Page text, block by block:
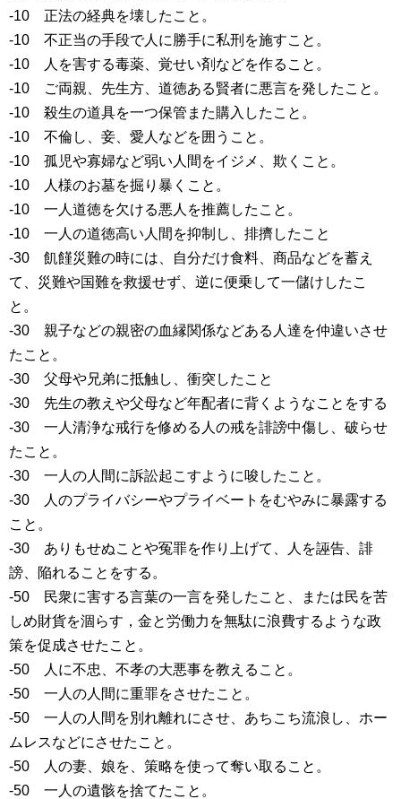
-10 正法の経典を壊したこと。
-10 不正当の手段で人に勝手に私刑を施すこと。
-10 人を害する毒薬、覚せい剤などを作ること。
-10 ご両親、先生方、道徳ある賢者に悪言を発したこと。
-10 殺生の道具を一つ保管また購入したこと。
-10 不倫し、妾、愛人などを囲うこと。
-10 孤児や寡婦など弱い人間をイジメ、欺くこと。
-10 人様のお墓を掘り暴くこと。
-10 一人道徳を欠ける悪人を推薦したこと。
-10 一人の道徳高い人間を抑制し、排擠したこと
-30 飢饉災難の時には、自分だけ食料、商品などを蓄え
て、災難や国難を救援せず、逆に便乗して一儲けしたこ
と。
-30 親子などの親密の血縁関係などある人達を仲違いさせ
たこと。
-30 父母や兄弟に抵触し、衝突したこと
-30 先生の教えや父母など年配者に背くようなことをする
-30 一人清浄な戒行を修める人の戒を誹謗中傷し、破らせ
たこと。
-30 一人の人間に訴訟起こすように唆したこと。
-30 人のプライバシーやプライベートをむやみに暴露する
こと。
-30 ありもせぬことや冤罪を作り上げて、人を誣告、誹
謗、陥れることをする。
-50 民衆に害する言葉の一言を発したこと、または民を苦
しめ財貨を涸らす，金と労働力を無駄に浪費するような政
策を促成させたこと。
-50 人に不忠、不孝の大悪事を教えること。
-50 一人の人間に重罪をさせたこと。
-50 一人の人間を別れ離れにさせ、あちこち流浪し、ホー
ムレスなどにさせたこと。
-50 人の妻、娘を、策略を使って奪い取ること。
-50 一人の遺骸を捨てたこと。